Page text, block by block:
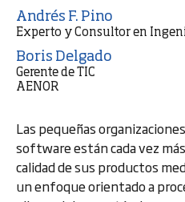
Andrés F. Pino
Experto y Consultor en
Boris Delgado
Gerente de TIC
AENOR
Las pequeñas
software están cada vez
calidad de sus productos
un enfoque orientado a